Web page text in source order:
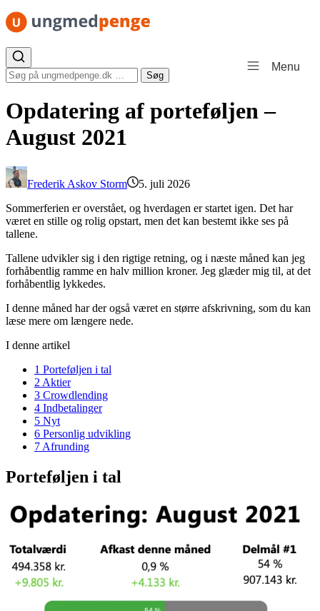
Spring til indhold
Menu
Søg efter: Søg
Opdatering af porteføljen –
August 2021
Frederik Askov Storm
5. juli 2026
Sommerferien er overstået, og hverdagen er startet igen. Det har
været en stille og rolig opstart, men det kan bestemt ikke ses på
tallene.
Tallene udvikler sig i den rigtige retning, og i næste måned kan jeg
forhåbentlig ramme en halv million kroner. Jeg glæder mig til, at det
forhåbentlig lykkedes.
I denne måned har der også været en større afskrivning, som du kan
læse mere om længere nede.
I denne artikel
1 Porteføljen i tal
2 Aktier
3 Crowdlending
4 Indbetalinger
5 Nyt
6 Personlig udvikling
7 Afrunding
Porteføljen i tal